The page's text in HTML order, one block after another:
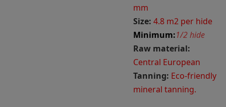
mm
Size: 4.8 m2 per hide
Minimum:1/2 hide
Raw material:
Central European
Tanning: Eco-friendly
mineral tanning.